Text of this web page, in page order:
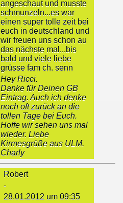
angeschaut und musste
schmunzeln...es war
einen super tolle zeit bei
euch in deutschland und
wir freuen uns schon au
das nächste mal...bis
bald und viele liebe
grüsse fam ch. senn
Hey Ricci.
Danke für Deinen GB
Eintrag. Auch ich denke
noch oft zurück an die
tollen Tage bei Euch.
Hoffe wir sehen uns mal
wieder. Liebe
Kirmesgrüße aus ULM.
Charly
Robert
-
28.01.2012 um 09:35